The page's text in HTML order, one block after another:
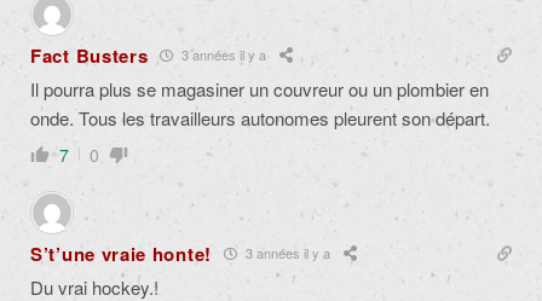
Fact Busters 3 années il y a
Il pourra plus se magasiner un couvreur ou un plombier en
onde. Tous les travailleurs autonomes pleurent son départ.
7 0
S’t’une vraie honte! 3 années il y a
Du vrai hockey.!